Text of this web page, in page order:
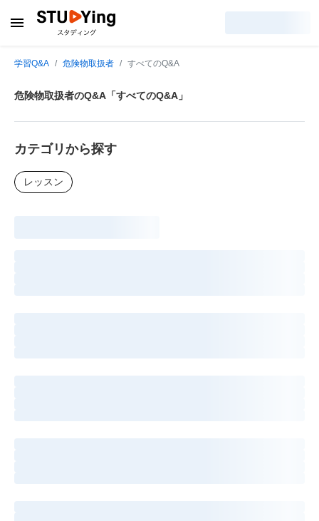
学習Q&A 危険物取扱者 すべてのQ&A
危険物取扱者のQ&A「すべてのQ&A」
カテゴリから探す
レッスン